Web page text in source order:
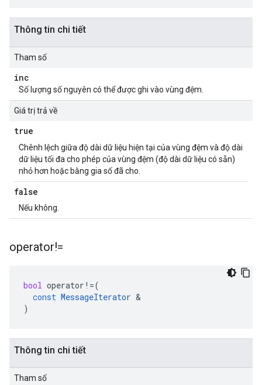
Thông tin chi tiết
Tham số
inc
Số lượng số nguyên có thể được ghi vào vùng đệm.
Giá trị trả về
true
Chênh lệch giữa độ dài dữ liệu hiện tại của vùng đệm và độ dài
dữ liệu tối đa cho phép của vùng đệm (độ dài dữ liệu có sẵn)
nhỏ hơn hoặc bằng gia số đã cho.
false
Nếu không.
operator!=
bool operator !=(
const MessageIterator &
)
Thông tin chi tiết
Tham số